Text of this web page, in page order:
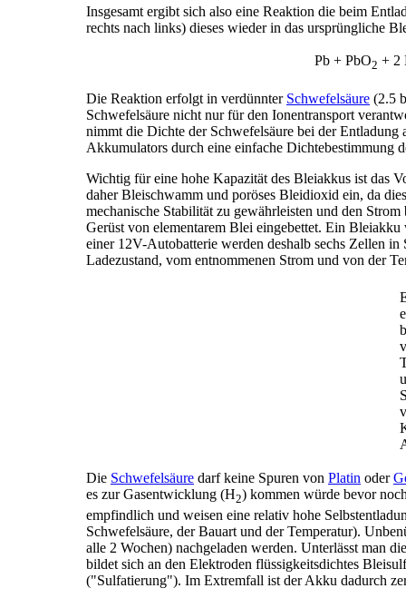
Insgesamt ergibt sich also eine Reaktion die beim
rechts nach links) dieses wieder in das ursprüngliche
Pb + PbO2 + 2
Die Reaktion erfolgt in verdünnter Schwefelsäure (2.5
Schwefelsäure nicht nur für den Ionentransport
nimmt die Dichte der Schwefelsäure bei der
Akkumulators durch eine einfache Dichtebestimmung
Wichtig für eine hohe Kapazität des Bleiakkus ist das
daher Bleischwamm und poröses Bleidioxid ein, da
mechanische Stabilität zu gewährleisten und den
Gerüst von elementarem Blei eingebettet. Ein
einer 12V-Autobatterie werden deshalb sechs Zellen
Ladezustand, vom entnommenen Strom und von der
Die Schwefelsäure darf keine Spuren von Platin oder
es zur Gasentwicklung (H2) kommen würde bevor
empfindlich und weisen eine relativ hohe
Schwefelsäure, der Bauart und der Temperatur).
alle 2 Wochen) nachgeladen werden. Unterlässt man
bildet sich an den Elektroden flüssigkeitsdichtes
("Sulfatierung"). Im Extremfall ist der Akku dadurch